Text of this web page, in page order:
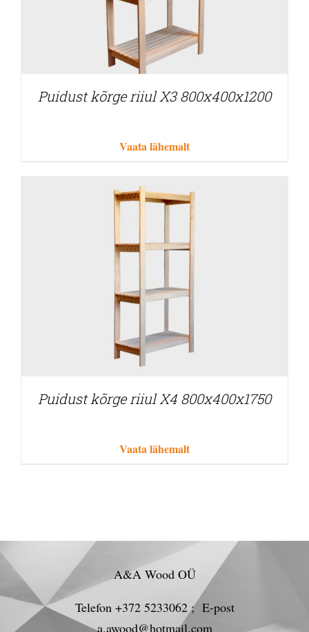
Puidust kõrge riiul X3 800x400x1200
Vaata lähemalt
Puidust kõrge riiul X4 800x400x1750
Vaata lähemalt
A&A Wood OÜ
Telefon +372 5233062 ; E-post
a.awood@hotmail.com